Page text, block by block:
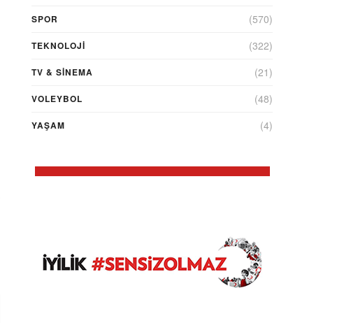
SPOR (570)
TEKNOLOJİ (322)
TV & SINEMA (21)
VOLEYBOL (48)
YAŞAM (4)